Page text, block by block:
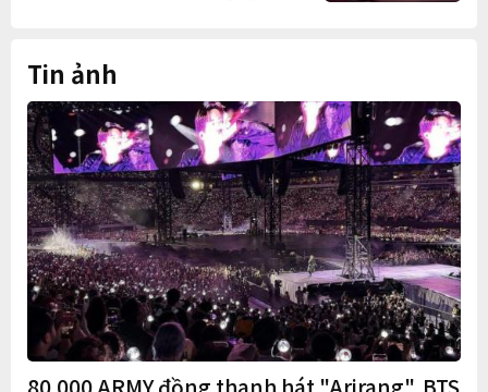
Tin ảnh
80.000 ARMY đồng thanh hát "Arirang", BTS